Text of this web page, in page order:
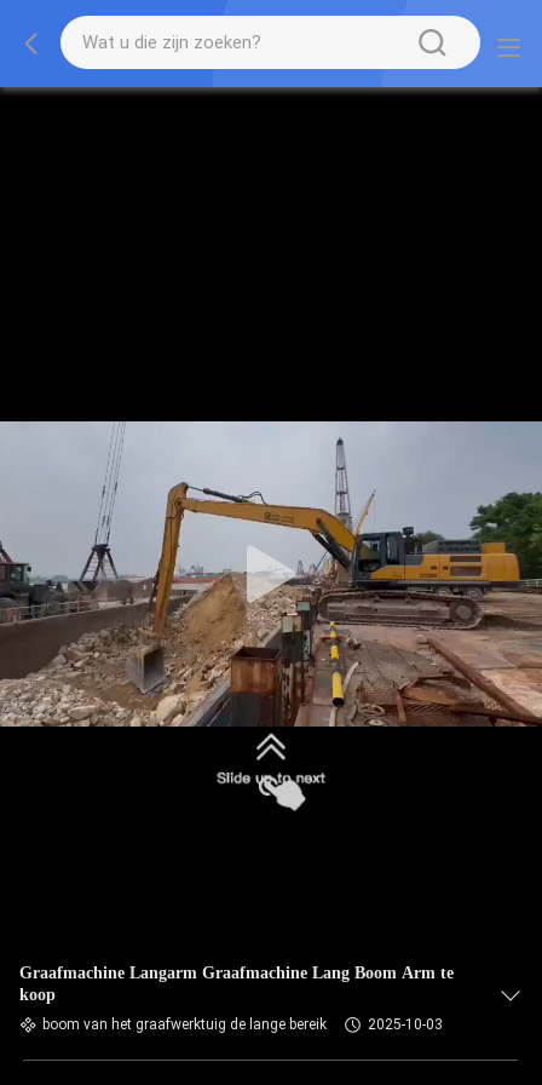
Graafmachine Langarm Graafmachine Lang Boom Arm te
koop
boom van het graafwerktuig de lange bereik 2025-10-03